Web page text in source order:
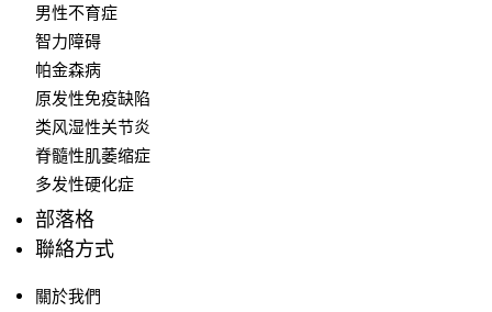
男性不育症
智力障碍
帕金森病
原发性免疫缺陷
类风湿性关节炎
脊髓性肌萎缩症
多发性硬化症
部落格
聯絡方式
關於我們